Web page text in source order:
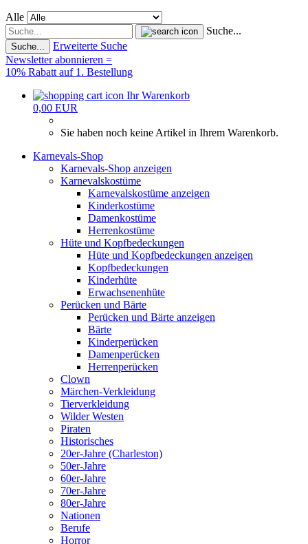
Alle
Suche...
Suche...
Erweiterte Suche
Newsletter abonnieren =
10% Rabatt auf 1. Bestellung
Ihr Warenkorb
0,00 EUR
Sie haben noch keine Artikel in Ihrem Warenkorb.
Karnevals-Shop
Karnevals-Shop anzeigen
Karnevalskostüme
Karnevalskostüme anzeigen
Kinderkostüme
Damenkostüme
Herrenkostüme
Hüte und Kopfbedeckungen
Hüte und Kopfbedeckungen anzeigen
Kopfbedeckungen
Kinderhüte
Erwachsenenhüte
Perücken und Bärte
Perücken und Bärte anzeigen
Bärte
Kinderperücken
Damenperücken
Herrenperücken
Clown
Märchen-Verkleidung
Tierverkleidung
Wilder Westen
Piraten
Historisches
20er-Jahre (Charleston)
50er-Jahre
60er-Jahre
70er-Jahre
80er-Jahre
Nationen
Berufe
Horror